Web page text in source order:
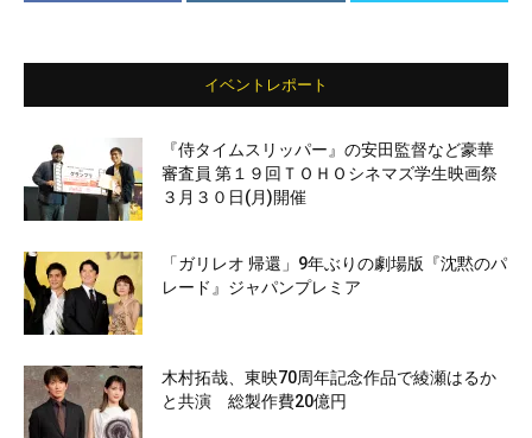
イベントレポート
『侍タイムスリッパー』の安田監督など豪華
審査員 第１９回ＴＯＨＯシネマズ学生映画祭
３月３０日(月)開催
「ガリレオ 帰還」9年ぶりの劇場版『沈黙のパ
レード』ジャパンプレミア
木村拓哉、東映70周年記念作品で綾瀬はるか
と共演 総製作費20億円